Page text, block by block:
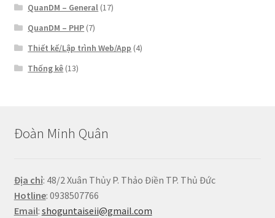
QuanDM – General (17)
QuanDM – PHP (7)
Thiết kế/Lập trình Web/App (4)
Thống kê (13)
Đoàn Minh Quân
Địa chỉ: 48/2 Xuân Thủy P. Thảo Điền TP. Thủ Đức
Hotline: 0938507766
Email: shoguntaiseii@gmail.com